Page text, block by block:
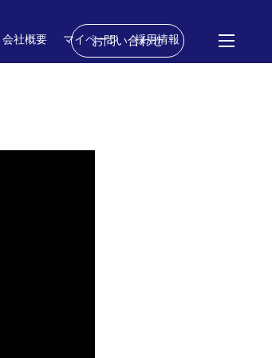
お問い合わせ
会社概要 マイページ 採用情報